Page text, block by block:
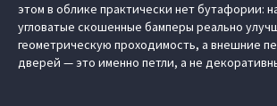
этом в облике практически нет бутафории:
угловатые скошенные бамперы реально
геометрическую проходимость, а внешние
дверей — это именно петли, а не